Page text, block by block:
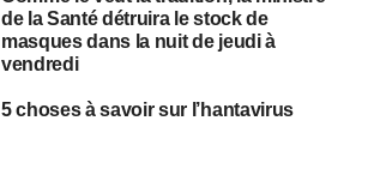
de la Santé détruira le stock de
masques dans la nuit de jeudi à
vendredi
5 choses à savoir sur l’hantavirus